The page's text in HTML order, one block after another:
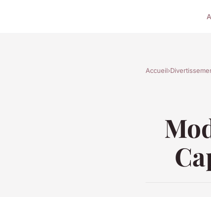
Accueil›